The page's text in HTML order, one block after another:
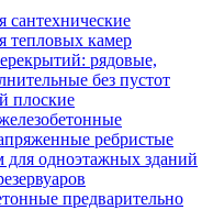
тепловых камер
рядовые,
без пустот
плоские
ребристые
для одноэтажных зданий
предварительно